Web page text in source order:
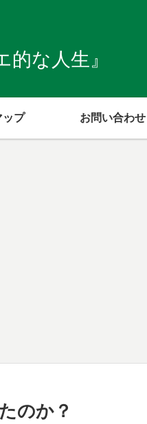
な人生』
ップ お問い合わせ
のか？